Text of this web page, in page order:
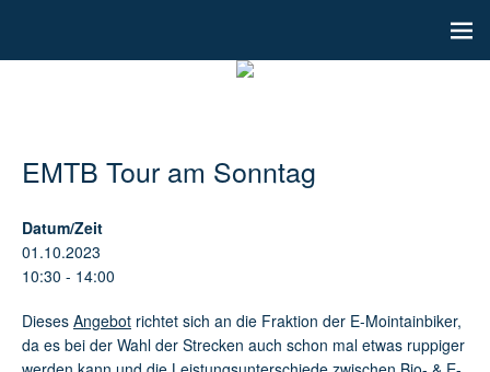
EMTB Tour am Sonntag
Datum/Zeit
01.10.2023
10:30 - 14:00
Dieses Angebot richtet sich an die Fraktion der E-Mointainbiker,
da es bei der Wahl der Strecken auch schon mal etwas ruppiger